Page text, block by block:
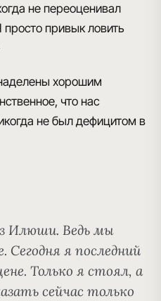
не переоценивал
привык ловить
хорошим
что нас
не был дефицитом в
Илюши. Ведь мы
Сегодня я последний
Только я стоял, а
сейчас только